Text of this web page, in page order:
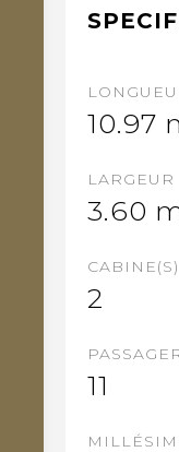
10.97
LARGEUR
3.60
CABINE(S)
2
11